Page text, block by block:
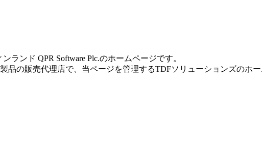
ランド QPR Software Plc.のホームページです。
品の販売代理店で、当ページを管理するTDFソリューションズのホー